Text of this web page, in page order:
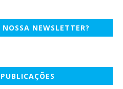
NOSSA NEWSLETTER?